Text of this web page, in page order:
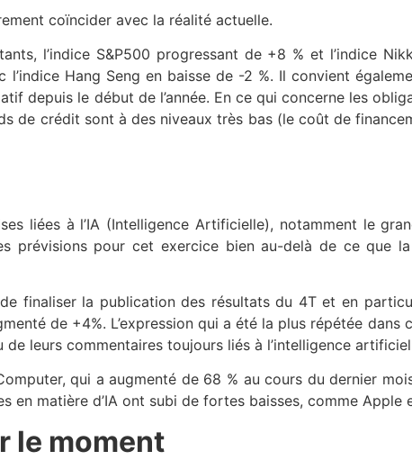
coïncider avec la réalité actuelle.
l’indice S&P500 progressant de +8 % et l’indice
Hang Seng en baisse de -2 %. Il convient
depuis le début de l’année. En ce qui concerne les
de crédit sont à des niveaux très bas (le coût de
liées à l’IA (Intelligence Artificielle), notamment le
prévisions pour cet exercice bien au-delà de ce que
finaliser la publication des résultats du 4T et en
de +4%. L’expression qui a été la plus répétée dans
leurs commentaires toujours liés à l’intelligence
qui a augmenté de 68 % au cours du dernier
en matière d’IA ont subi de fortes baisses, comme Apple
le moment